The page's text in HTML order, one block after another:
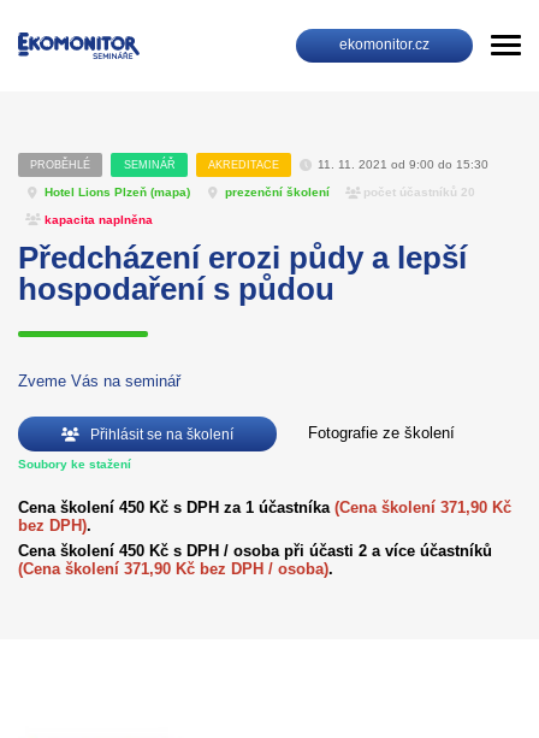
ekomonitor.cz
PROBĚHLÉ SEMINÁŘ AKREDITACE 11. 11. 2021 od 9:00 do 15:30
Hotel Lions Plzeň (mapa) prezenční školení počet účastníků 20
kapacita naplněna
Předcházení erozi půdy a lepší
hospodaření s půdou
Zveme Vás na seminář
Přihlásit se na školení Fotografie ze školení
Soubory ke stažení
Cena školení 450 Kč s DPH za 1 účastníka (Cena školení 371,90 Kč
bez DPH).
Cena školení 450 Kč s DPH / osoba při účasti 2 a více účastníků
(Cena školení 371,90 Kč bez DPH / osoba).